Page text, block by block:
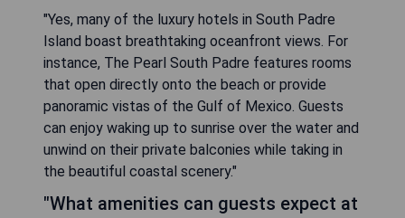
"Yes, many of the luxury hotels in South Padre
Island boast breathtaking oceanfront views. For
instance, The Pearl South Padre features rooms
that open directly onto the beach or provide
panoramic vistas of the Gulf of Mexico. Guests
can enjoy waking up to sunrise over the water and
unwind on their private balconies while taking in
the beautiful coastal scenery."
"What amenities can guests expect at